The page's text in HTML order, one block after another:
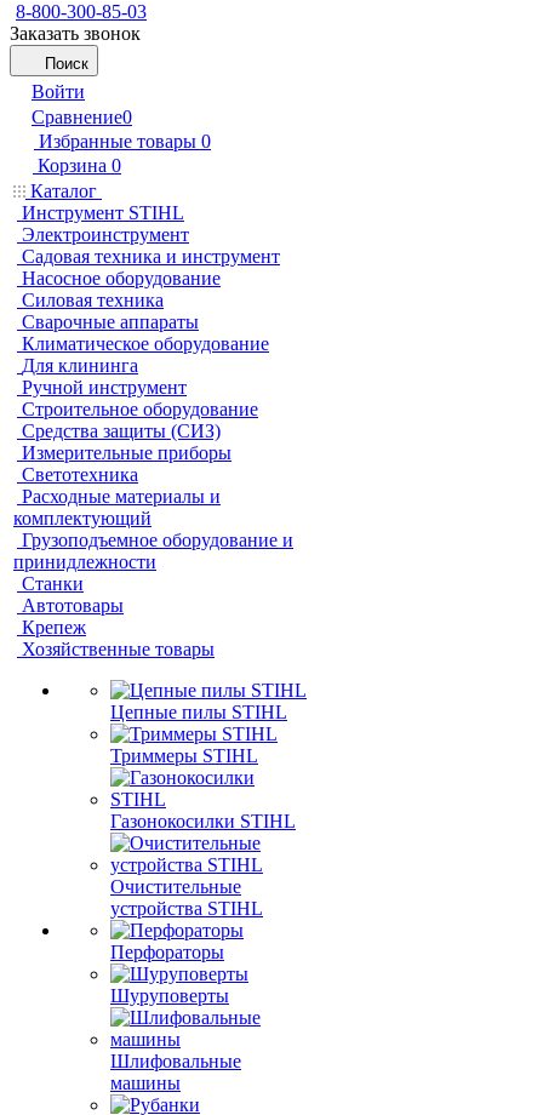
8-800-300-85-03
Заказать звонок
Поиск
Войти
Сравнение0
Избранные товары 0
Корзина 0
Каталог
Инструмент STIHL
Электроинструмент
Садовая техника и инструмент
Насосное оборудование
Силовая техника
Сварочные аппараты
Климатическое оборудование
Для клининга
Ручной инструмент
Строительное оборудование
Средства защиты (СИЗ)
Измерительные приборы
Светотехника
Расходные материалы и
комплектующий
Грузоподъемное оборудование и
принидлежности
Станки
Автотовары
Крепеж
Хозяйственные товары
Цепные пилы STIHL
Триммеры STIHL
Газонокосилки STIHL
Очистительные
устройства STIHL
Перфораторы
Шуруповерты
Шлифовальные
машины